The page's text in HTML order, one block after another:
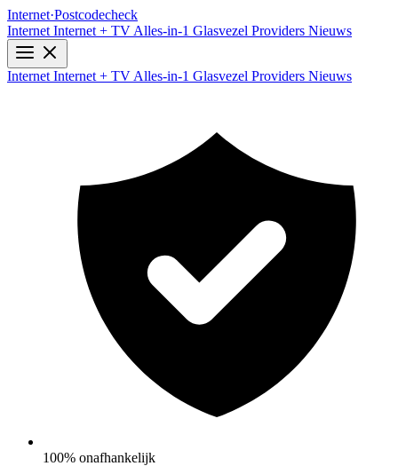
Internet·Postcodecheck
Internet Internet + TV Alles-in-1 Glasvezel Providers Nieuws
Internet Internet + TV Alles-in-1 Glasvezel Providers Nieuws
100% onafhankelijk